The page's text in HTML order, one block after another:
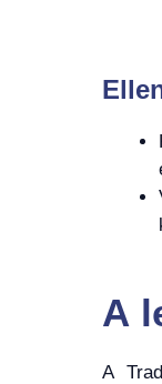
A
A